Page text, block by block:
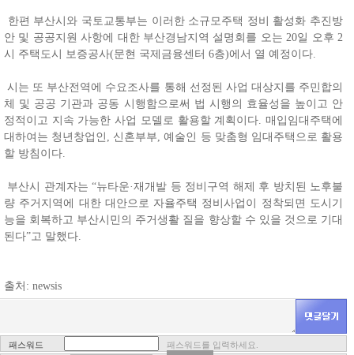
한편 부산시와 국토교통부는 이러한 소규모주택 정비 활성화 추진방
안 및 공공지원 사항에 대한 부산경남지역 설명회를 오는 20일 오후 2
시 주택도시 보증공사(문현 국제금융센터 6층)에서 열 예정이다.
시는 또 부산전역에 수요조사를 통해 선정된 사업 대상지를 주민합의
체 및 공공 기관과 공동 시행함으로써 법 시행의 효율성을 높이고 안
정적이고 지속 가능한 사업 모델로 활용할 계획이다. 매입임대주택에
대하여는 청년창업인, 신혼부부, 예술인 등 맞춤형 임대주택으로 활용
할 방침이다.
부산시 관계자는 “뉴타운·재개발 등 정비구역 해제 후 방치된 노후불
량 주거지역에 대한 대안으로 자율주택 정비사업이 정착되면 도시기
능을 회복하고 부산시민의 주거생활 질을 향상할 수 있을 것으로 기대
된다”고 말했다.
출처: newsis
패스워드 패스워드를 입력하세요.